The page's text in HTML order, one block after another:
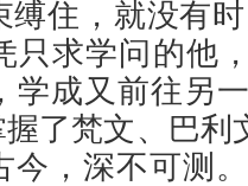
住，就没有
只求学问的他
学成又前往另
了梵文、巴利
今，深不可测